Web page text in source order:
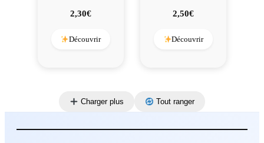
2,30€
Découvrir
2,50€
Découvrir
Charger plus Tout ranger